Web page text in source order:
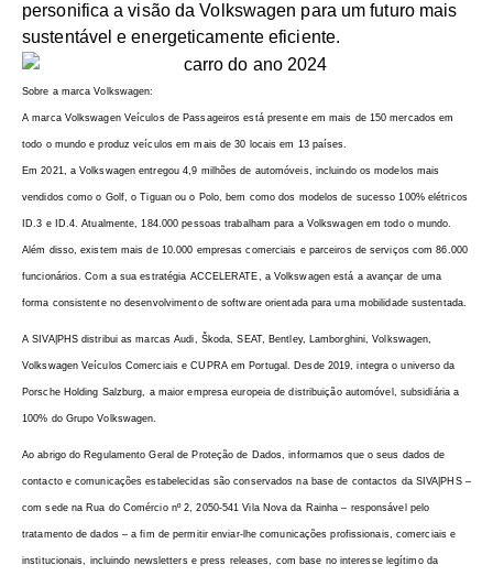
personifica a visão da Volkswagen para um futuro mais
sustentável e energeticamente eficiente.
Sobre a marca Volkswagen:
A marca Volkswagen Veículos de Passageiros está presente em mais de 150 mercados em
todo o mundo e produz veículos em mais de 30 locais em 13 países.
Em 2021, a Volkswagen entregou 4,9 milhões de automóveis, incluindo os modelos mais
vendidos como o Golf, o Tiguan ou o Polo, bem como dos modelos de sucesso 100% elétricos
ID.3 e ID.4. Atualmente, 184.000 pessoas trabalham para a Volkswagen em todo o mundo.
Além disso, existem mais de 10.000 empresas comerciais e parceiros de serviços com 86.000
funcionários. Com a sua estratégia ACCELERATE, a Volkswagen está a avançar de uma
forma consistente no desenvolvimento de software orientada para uma mobilidade sustentada.
A SIVA|PHS distribui as marcas Audi, Škoda, SEAT, Bentley, Lamborghini, Volkswagen,
Volkswagen Veículos Comerciais e CUPRA em Portugal. Desde 2019, integra o universo da
Porsche Holding Salzburg, a maior empresa europeia de distribuição automóvel, subsidiária a
100% do Grupo Volkswagen.
Ao abrigo do Regulamento Geral de Proteção de Dados, informamos que o seus dados de
contacto e comunicações estabelecidas são conservados na base de contactos da SIVA|PHS –
com sede na Rua do Comércio nº 2, 2050-541 Vila Nova da Rainha – responsável pelo
tratamento de dados – a fim de permitir enviar-lhe comunicações profissionais, comerciais e
institucionais, incluindo newsletters e press releases, com base no interesse legítimo da